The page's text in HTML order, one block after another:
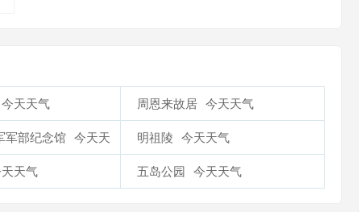
今天天气 周恩来故居 今天天气
军部纪念馆 今天天 明祖陵 今天天气
天气 五岛公园 今天天气